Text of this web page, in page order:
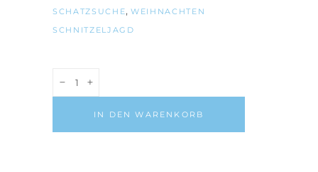
SCHATZSUCHE,WEIHNACHTEN
SCHNITZELJAGD
Weihnachten
Schnitzeljagd/Schatzsuche
Vorlage
IN DEN WARENKORB